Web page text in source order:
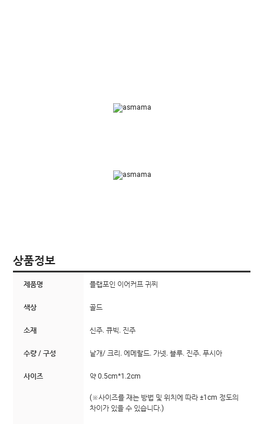
상품정보
제품명 플랩포인 이어커프 귀찌
색상 골드
소재 신주. 큐빅. 진주
수량 / 구성 낱개/ 크리. 에메랄드. 가넷. 블루. 진주. 푸시아
사이즈 약 0.5cm*1.2cm
(※사이즈를 재는 방법 및 위치에 따라 ±1cm 정도의
차이가 있을 수 있습니다.)